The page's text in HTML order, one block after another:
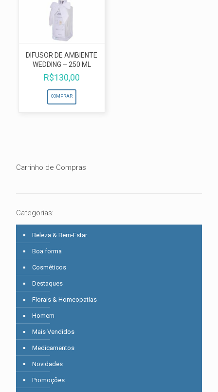
DIFUSOR DE AMBIENTE
WEDDING – 250 ML
R$130,00
COMPRAR
Carrinho de Compras
Categorias:
Beleza & Bem-Estar
Boa forma
Cosméticos
Destaques
Florais & Homeopatias
Homem
Mais Vendidos
Medicamentos
Novidades
Promoções